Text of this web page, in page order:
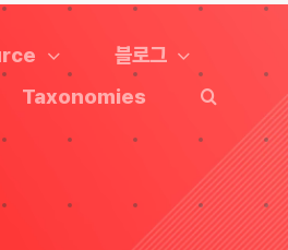
블로그
Taxonomies